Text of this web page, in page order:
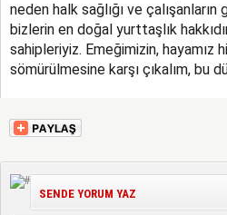
neden halk sağlığı ve
bizlerin en doğal yurttaşlık
sahipleriyiz. Emeğimizin, hayamız
sömürülmesine karşı çıkalım, bu
SENDE YORUM YAZ